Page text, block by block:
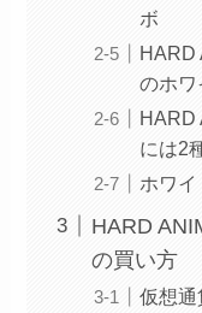
ボ
HARD
のホ
HARD
には2
ホワ
HARD
の買い方
仮想通